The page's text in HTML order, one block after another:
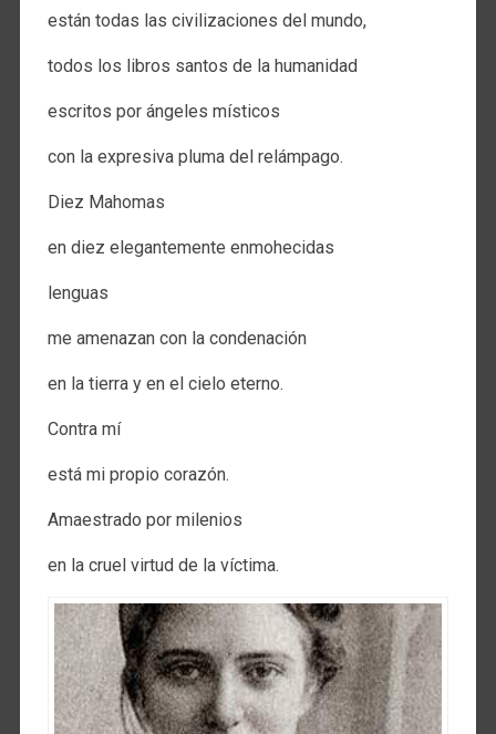
están todas las civilizaciones del mundo,
todos los libros santos de la humanidad
escritos por ángeles místicos
con la expresiva pluma del relámpago.
Diez Mahomas
en diez elegantemente enmohecidas
lenguas
me amenazan con la condenación
en la tierra y en el cielo eterno.
Contra mí
está mi propio corazón.
Amaestrado por milenios
en la cruel virtud de la víctima.